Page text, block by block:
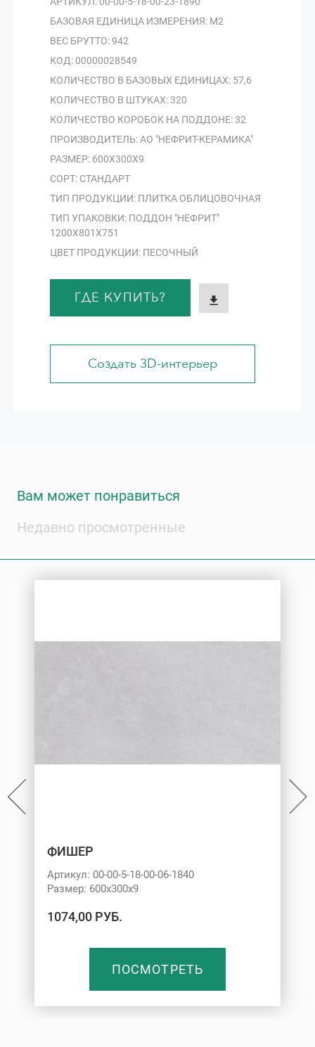
БАЗОВАЯ ЕДИНИЦА ИЗМЕРЕНИЯ: М2
ВЕС БРУТТО: 942
КОД: 00000028549
КОЛИЧЕСТВО В БАЗОВЫХ ЕДИНИЦАХ: 57,6
КОЛИЧЕСТВО В ШТУКАХ: 320
КОЛИЧЕСТВО КОРОБОК НА ПОДДОНЕ: 32
ПРОИЗВОДИТЕЛЬ: АО "НЕФРИТ-КЕРАМИКА"
РАЗМЕР: 600Х300Х9
СОРТ: СТАНДАРТ
ТИП ПРОДУКЦИИ: ПЛИТКА ОБЛИЦОВОЧНАЯ
ТИП УПАКОВКИ: ПОДДОН "НЕФРИТ"
1200Х801Х751
ЦВЕТ ПРОДУКЦИИ: ПЕСОЧНЫЙ
ГДЕ КУПИТЬ?
Создать 3D-интерьер
Вам может понравиться
Недавно просмотренные
ФИШЕР
Артикул: 00-00-5-18-00-06-1840
Размер: 600х300х9
1074,00 РУБ.
ПОСМОТРЕТЬ